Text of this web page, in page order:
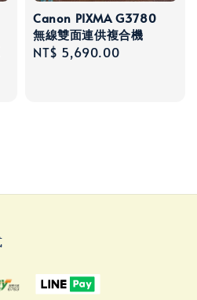
Canon PIXMA G3780
無線雙面連供複合機
Regular
NT$ 5,690.00